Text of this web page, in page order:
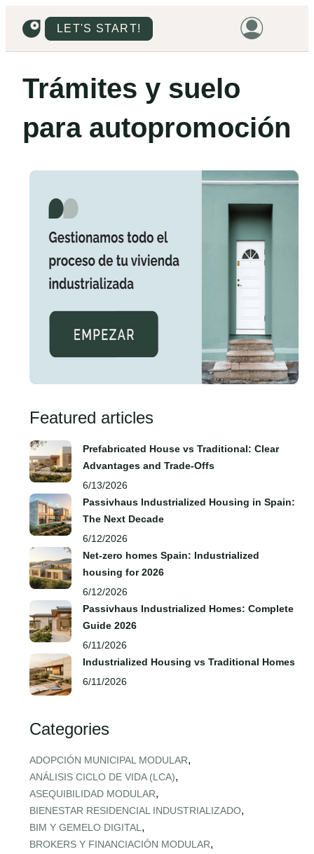
LET'S START!
LAND
PROJECTS
PRICES
Trámites y suelo
para autopromoción
Featured articles
Prefabricated House vs Traditional: Clear
Advantages and Trade‑Offs
6/13/2026
Passivhaus Industrialized Housing in Spain:
The Next Decade
6/12/2026
Net-zero homes Spain: Industrialized
housing for 2026
6/12/2026
Passivhaus Industrialized Homes: Complete
Guide 2026
6/11/2026
Industrialized Housing vs Traditional Homes
6/11/2026
Categories
ADOPCIÓN MUNICIPAL MODULAR,
ANÁLISIS CICLO DE VIDA (LCA),
ASEQUIBILIDAD MODULAR,
BIENESTAR RESIDENCIAL INDUSTRIALIZADO,
BIM Y GEMELO DIGITAL ,
BROKERS Y FINANCIACIÓN MODULAR,